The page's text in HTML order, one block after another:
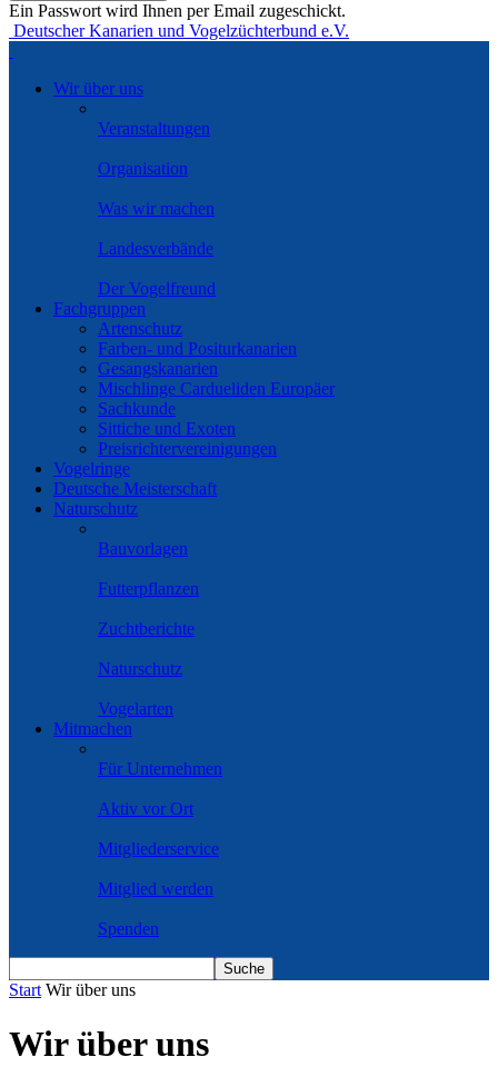
Ein Passwort wird Ihnen per Email zugeschickt.
Deutscher Kanarien und Vogelzüchterbund e.V.
Wir über uns
Veranstaltungen
Organisation
Was wir machen
Landesverbände
Der Vogelfreund
Fachgruppen
Artenschutz
Farben- und Positurkanarien
Gesangskanarien
Mischlinge Cardueliden Europäer
Sachkunde
Sittiche und Exoten
Preisrichtervereinigungen
Vogelringe
Deutsche Meisterschaft
Naturschutz
Bauvorlagen
Futterpflanzen
Zuchtberichte
Naturschutz
Vogelarten
Mitmachen
Für Unternehmen
Aktiv vor Ort
Mitgliederservice
Mitglied werden
Spenden
Start Wir über uns
Wir über uns